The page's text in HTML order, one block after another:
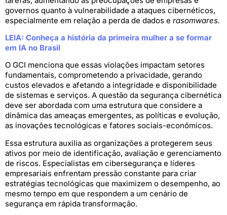
governos quanto à vulnerabilidade a ataques cibernéticos,
especialmente em relação a perda de dados e rasomwares.
LEIA: Conheça a história da primeira mulher a se formar
em IA no Brasil
O GCI menciona que essas violações impactam setores
fundamentais, comprometendo a privacidade, gerando
custos elevados e afetando a integridade e disponibilidade
de sistemas e serviços. A questão da segurança cibernética
deve ser abordada com uma estrutura que considere a
dinâmica das ameaças emergentes, as políticas e evolução,
as inovações tecnológicas e fatores sociais-econômicos.
Essa estrutura auxilia as organizações a protegerem seus
ativos por meio de identificação, avaliação e gerenciamento
de riscos. Especialistas em cibersegurança e líderes
empresariais enfrentam pressão constante para criar
estratégias tecnológicas que maximizem o desempenho, ao
mesmo tempo em que respondem a um cenário de
segurança em rápida transformação.